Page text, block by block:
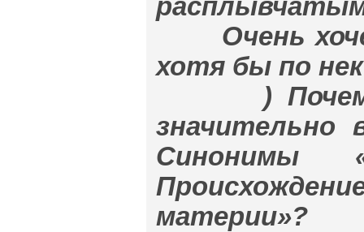
Очень
хотя бы по
) Почему
значительно
Синонимы
материи»?